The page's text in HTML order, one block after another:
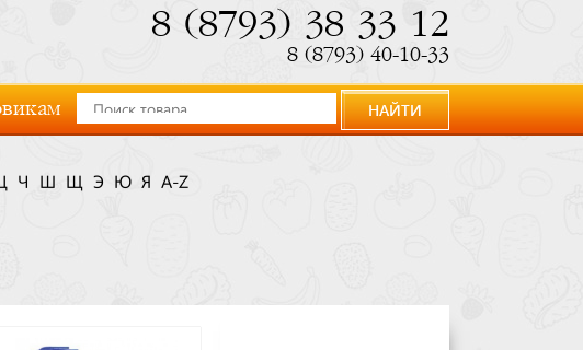
8 (8793) 38 33 12
8 (8793) 40-10-33
НАЙТИ
Ч Э Ю Я A-Z